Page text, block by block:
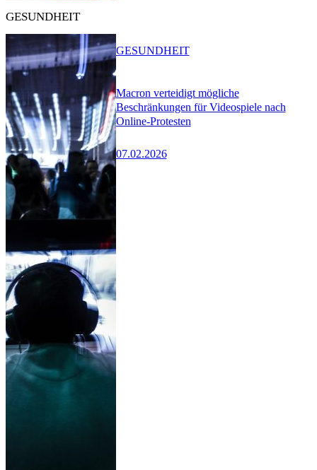
GESUNDHEIT
Macron verteidigt mögliche
Beschränkungen für Videospiele nach
Online-Protesten
07.02.2026
GESUNDHEIT